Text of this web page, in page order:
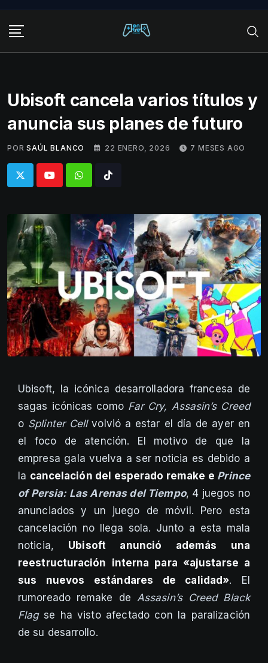
content
Ubisoft cancela varios títulos y
anuncia sus planes de futuro
POR SAÚL BLANCO 22 ENERO, 2026 7 MESES AGO
WhatsappTiktok
Ubisoft, la icónica desarrolladora francesa de
sagas icónicas como Far Cry, Assasin’s Creed
o Splinter Cellvolvió a estar el día de ayer en
el foco de atención. El motivo de que la
empresa gala vuelva a ser noticia es debido a
la cancelación del esperado remake e Prince
of Persia: Las Arenas del Tiempo, 4 juegos no
anunciados y un juego de móvil. Pero esta
cancelación no llega sola. Junto a esta mala
noticia, Ubisoft anunció además una
reestructuración interna para «ajustarse a
sus nuevos estándares de calidad». El
rumoreado remake de Assasin’s Creed Black
Flagse ha visto afectado con la paralización
de su desarrollo.